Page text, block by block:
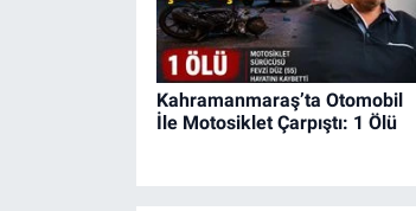
Kahramanmaraş’ta Otomobil
İle Motosiklet Çarpıştı: 1 Ölü